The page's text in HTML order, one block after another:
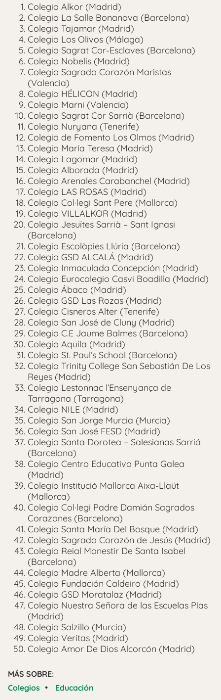
Colegio Alkor (Madrid)
Colegio La Salle Bonanova (Barcelona)
Colegio Tajamar (Madrid)
Colegio Los Olivos (Málaga)
Colegio Sagrat Cor-Esclaves (Barcelona)
Colegio Nobelis (Madrid)
Colegio Sagrado Corazón Maristas
(Valencia)
Colegio HÉLICON (Madrid)
Colegio Marni (Valencia)
Colegio Sagrat Cor Sarrià (Barcelona)
Colegio Nuryana (Tenerife)
Colegio de Fomento Los Olmos (Madrid)
Colegio María Teresa (Madrid)
Colegio Lagomar (Madrid)
Colegio Alborada (Madrid)
Colegio Arenales Carabanchel (Madrid)
Colegio LAS ROSAS (Madrid)
Colegio Col·legi Sant Pere (Mallorca)
Colegio VILLALKOR (Madrid)
Colegio Jesuïtes Sarrià – Sant Ignasi
(Barcelona)
Colegio Escolàpies Llúria (Barcelona)
Colegio GSD ALCALÁ (Madrid)
Colegio Inmaculada Concepción (Madrid)
Colegio Eurocolegio Casvi Boadilla (Madrid)
Colegio Ábaco (Madrid)
Colegio GSD Las Rozas (Madrid)
Colegio Cisneros Alter (Tenerife)
Colegio San José de Cluny (Madrid)
Colegio C.E Jaume Balmes (Barcelona)
Colegio Aquila (Madrid)
Colegio St. Paul’s School (Barcelona)
Colegio Trinity College San Sebastián De Los
Reyes (Madrid)
Colegio Lestonnac l’Ensenyança de
Tarragona (Tarragona)
Colegio NILE (Madrid)
Colegio San Jorge Murcia (Murcia)
Colegio San José FESD (Madrid)
Colegio Santa Dorotea – Salesianas Sarriá
(Barcelona)
Colegio Centro Educativo Punta Galea
(Madrid)
Colegio Institució Mallorca Aixa-Llaüt
(Mallorca)
Colegio Col·legi Padre Damián Sagrados
Corazones (Barcelona)
Colegio Santa María Del Bosque (Madrid)
Colegio Sagrado Corazón de Jesús (Madrid)
Colegio Reial Monestir De Santa Isabel
(Barcelona)
Colegio Madre Alberta (Mallorca)
Colegio Fundación Caldeiro (Madrid)
Colegio GSD Moratalaz (Madrid)
Colegio Nuestra Señora de las Escuelas Pías
(Madrid)
Colegio Salzillo (Murcia)
Colegio Veritas (Madrid)
Colegio Amor De Dios Alcorcón (Madrid)
MÁS SOBRE:
Colegios • Educación